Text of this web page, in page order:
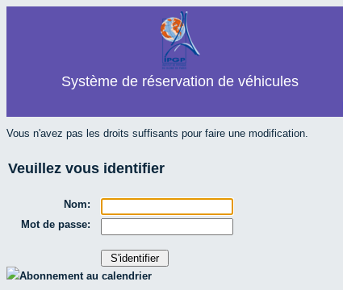
Système de réservation de véhicules
Vous n'avez pas les droits suffisants pour faire une modification.
Veuillez vous identifier
Nom:
Mot de passe:
Abonnement au calendrier